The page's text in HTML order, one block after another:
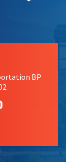
BP